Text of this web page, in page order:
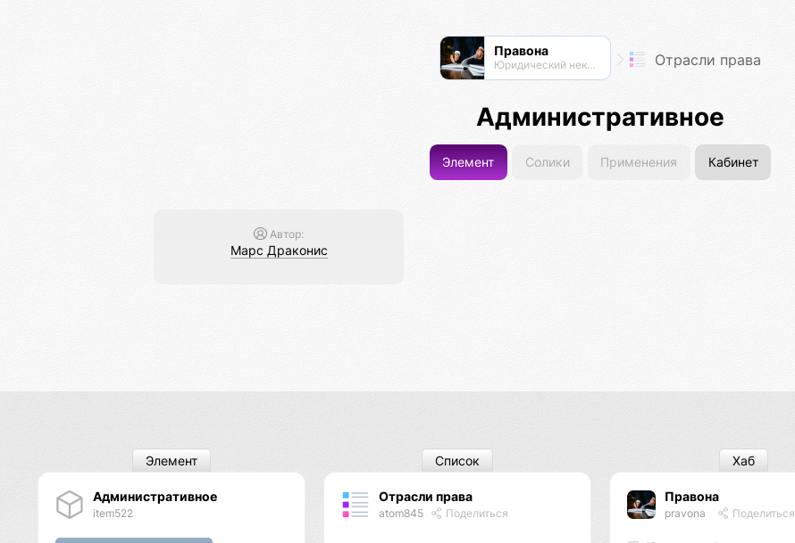
Правона
Юридический нексус Отрасли права
Административное
Элемент Солики Применения Кабинет
Автор:
Марс Драконис
Административное
item522
Элемент
Отрасли права
atom845 Поделиться
Список
Правона
pravona Поделиться
Хаб